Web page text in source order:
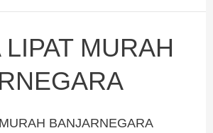
MURAH
BANJARNEGARA